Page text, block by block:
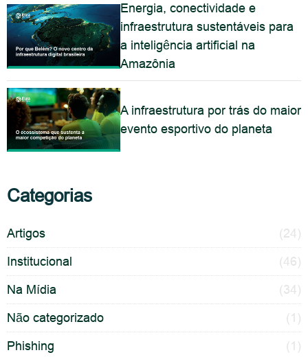
Energia, conectividade e
infraestrutura sustentáveis para
a inteligência artificial na
Amazônia
A infraestrutura por trás do maior
evento esportivo do planeta
Categorias
Artigos
(24)
Institucional
(46)
Na Mídia
(34)
Não categorizado
(1)
Phishing
(1)